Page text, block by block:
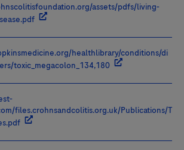
assets/pdfs/living-
healthlibrary/conditions/di
toxic_megacolon_134,180
files.crohnsandcolitis.org.uk/Publications/T